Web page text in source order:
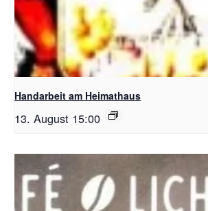
Handarbeit am Heimathaus
13. August 15:00